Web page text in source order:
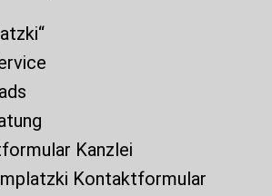
Kanzlei
Kontaktformular